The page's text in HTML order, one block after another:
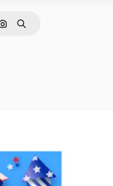
Cerca per immagine
Ricerca